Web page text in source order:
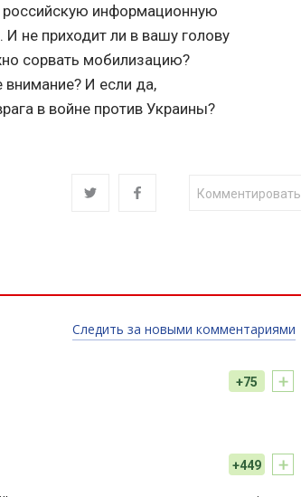
информационную
не приходит ли в вашу голову
сорвать мобилизацию?
И если да,
в войне против Украины?
Комментировать
Следить за новыми комментариями
+
+75
+
+449